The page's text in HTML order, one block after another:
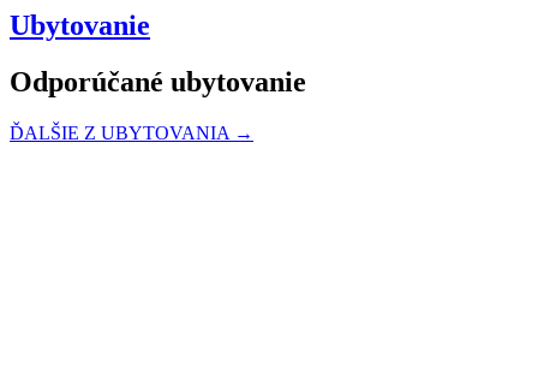
Ubytovanie
Odporúčané ubytovanie
ĎALŠIE Z UBYTOVANIA →